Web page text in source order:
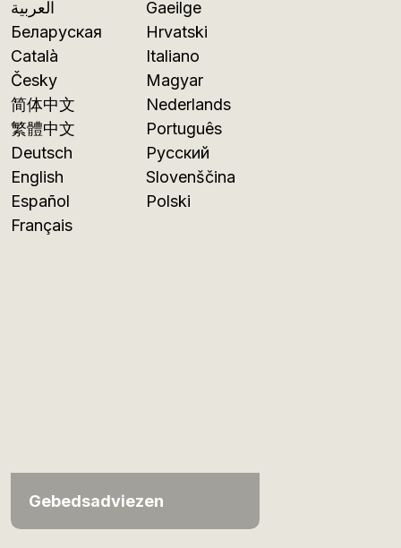
العربية
Беларуская
Català
Česky
简体中文
繁體中文
Deutsch
English
Español
Français
Gaeilge
Hrvatski
Italiano
Magyar
Nederlands
Português
Русский
Slovenščina
Polski
Gebedsadviezen